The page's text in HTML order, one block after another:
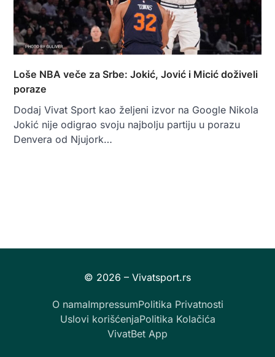
Loše NBA veče za Srbe: Jokić, Jović i Micić doživeli
poraze
Dodaj Vivat Sport kao željeni izvor na Google Nikola
Jokić nije odigrao svoju najbolju partiju u porazu
Denvera od Njujork…
O namaImpressumPolitika Privatnosti
Uslovi korišćenjaPolitika Kolačića
VivatBet App